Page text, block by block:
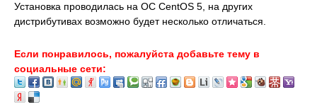
Установка проводилась на ОС CentOS 5, на других
дистрибутивах возможно будет несколько отличаться.
Если понравилось, пожалуйста добавьте тему в
социальные сети: